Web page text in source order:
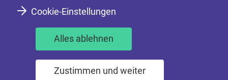
Cookie-Einstellungen
Alles ablehnen
Zustimmen und weiter